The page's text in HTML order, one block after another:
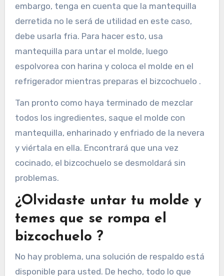
embargo, tenga en cuenta que la mantequilla
derretida no le será de utilidad en este caso,
debe usarla fria. Para hacer esto, usa
mantequilla para untar el molde, luego
espolvorea con harina y coloca el molde en el
refrigerador mientras preparas el bizcochuelo .
Tan pronto como haya terminado de mezclar
todos los ingredientes, saque el molde con
mantequilla, enharinado y enfriado de la nevera
y viértala en ella. Encontrará que una vez
cocinado, el bizcochuelo se desmoldará sin
problemas.
¿Olvidaste untar tu molde y
temes que se rompa el
bizcochuelo ?
No hay problema, una solución de respaldo está
disponible para usted. De hecho, todo lo que